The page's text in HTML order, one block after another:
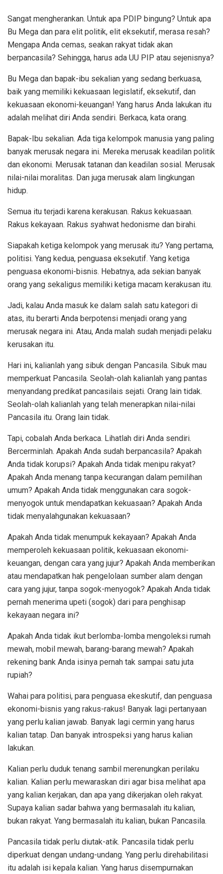
Sangat mengherankan. Untuk apa PDIP bingung? Untuk apa
Bu Mega dan para elit politik, elit eksekutif, merasa resah?
Mengapa Anda cemas, seakan rakyat tidak akan
berpancasila? Sehingga, harus ada UU PIP atau sejenisnya?
Bu Mega dan bapak-ibu sekalian yang sedang berkuasa,
baik yang memiliki kekuasaan legislatif, eksekutif, dan
kekuasaan ekonomi-keuangan! Yang harus Anda lakukan itu
adalah melihat diri Anda sendiri. Berkaca, kata orang.
Bapak-Ibu sekalian. Ada tiga kelompok manusia yang paling
banyak merusak negara ini. Mereka merusak keadilan politik
dan ekonomi. Merusak tatanan dan keadilan sosial. Merusak
nilai-nilai moralitas. Dan juga merusak alam lingkungan
hidup.
Semua itu terjadi karena kerakusan. Rakus kekuasaan.
Rakus kekayaan. Rakus syahwat hedonisme dan birahi.
Siapakah ketiga kelompok yang merusak itu? Yang pertama,
politisi. Yang kedua, penguasa eksekutif. Yang ketiga
penguasa ekonomi-bisnis. Hebatnya, ada sekian banyak
orang yang sekaligus memiliki ketiga macam kerakusan itu.
Jadi, kalau Anda masuk ke dalam salah satu kategori di
atas, itu berarti Anda berpotensi menjadi orang yang
merusak negara ini. Atau, Anda malah sudah menjadi pelaku
kerusakan itu.
Hari ini, kalianlah yang sibuk dengan Pancasila. Sibuk mau
memperkuat Pancasila. Seolah-olah kalianlah yang pantas
menyandang predikat pancasilais sejati. Orang lain tidak.
Seolah-olah kalianlah yang telah menerapkan nilai-nilai
Pancasila itu. Orang lain tidak.
Tapi, cobalah Anda berkaca. Lihatlah diri Anda sendiri.
Bercerminlah. Apakah Anda sudah berpancasila? Apakah
Anda tidak korupsi? Apakah Anda tidak menipu rakyat?
Apakah Anda menang tanpa kecurangan dalam pemilihan
umum? Apakah Anda tidak menggunakan cara sogok-
menyogok untuk mendapatkan kekuasaan? Apakah Anda
tidak menyalahgunakan kekuasaan?
Apakah Anda tidak menumpuk kekayaan? Apakah Anda
memperoleh kekuasaan politik, kekuasaan ekonomi-
keuangan, dengan cara yang jujur? Apakah Anda memberikan
atau mendapatkan hak pengelolaan sumber alam dengan
cara yang jujur, tanpa sogok-menyogok? Apakah Anda tidak
pernah menerima upeti (sogok) dari para penghisap
kekayaan negara ini?
Apakah Anda tidak ikut berlomba-lomba mengoleksi rumah
mewah, mobil mewah, barang-barang mewah? Apakah
rekening bank Anda isinya pernah tak sampai satu juta
rupiah?
Wahai para politisi, para penguasa ekeskutif, dan penguasa
ekonomi-bisnis yang rakus-rakus! Banyak lagi pertanyaan
yang perlu kalian jawab. Banyak lagi cermin yang harus
kalian tatap. Dan banyak introspeksi yang harus kalian
lakukan.
Kalian perlu duduk tenang sambil merenungkan perilaku
kalian. Kalian perlu mewaraskan diri agar bisa melihat apa
yang kalian kerjakan, dan apa yang dikerjakan oleh rakyat.
Supaya kalian sadar bahwa yang bermasalah itu kalian,
bukan rakyat. Yang bermasalah itu kalian, bukan Pancasila.
Pancasila tidak perlu diutak-atik. Pancasila tidak perlu
diperkuat dengan undang-undang. Yang perlu direhabilitasi
itu adalah isi kepala kalian. Yang harus disempurnakan